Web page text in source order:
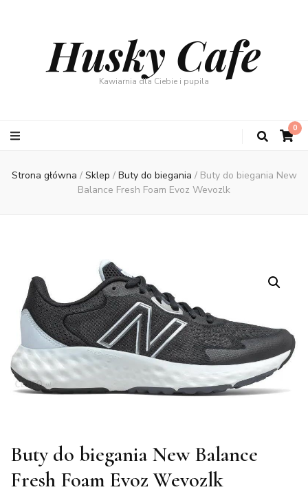
Husky Cafe
Kawiarnia dla Ciebie i pupila
0
Strona główna / Sklep / Buty do biegania / Buty do biegania New
Balance Fresh Foam Evoz Wevozlk
Buty do biegania New Balance
Fresh Foam Evoz Wevozlk